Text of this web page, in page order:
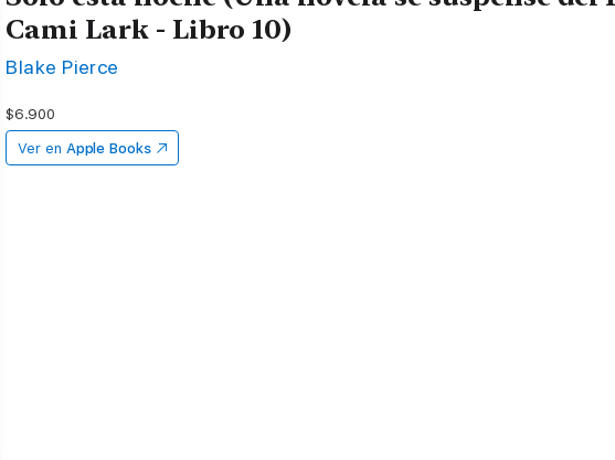
Cami Lark - Libro 10)
Blake Pierce
$6.900
Ver en Apple Books